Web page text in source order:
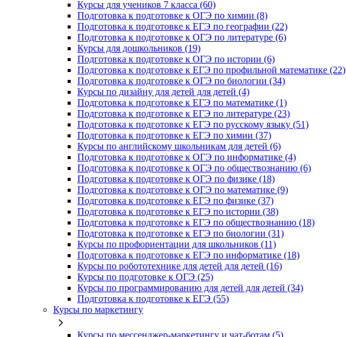
Курсы для учеников 7 класса (60)
Подготовка к подготовке к ОГЭ по химии (8)
Подготовка к подготовке к ЕГЭ по географии (22)
Подготовка к подготовке к ОГЭ по литературе (6)
Курсы для дошкольников (19)
Подготовка к подготовке к ОГЭ по истории (6)
Подготовка к подготовке к ЕГЭ по профильной математике (22)
Подготовка к подготовке к ОГЭ по биологии (34)
Курсы по дизайну для детей для детей (4)
Подготовка к подготовке к ЕГЭ по математике (1)
Подготовка к подготовке к ЕГЭ по литературе (23)
Подготовка к подготовке к ЕГЭ по русскому языку (51)
Подготовка к подготовке к ЕГЭ по химии (37)
Курсы по английскому школьникам для детей (6)
Подготовка к подготовке к ОГЭ по информатике (4)
Подготовка к подготовке к ОГЭ по обществознанию (6)
Подготовка к подготовке к ОГЭ по физике (18)
Подготовка к подготовке к ОГЭ по математике (9)
Подготовка к подготовке к ЕГЭ по физике (37)
Подготовка к подготовке к ЕГЭ по истории (38)
Подготовка к подготовке к ЕГЭ по обществознанию (18)
Подготовка к подготовке к ЕГЭ по биологии (31)
Курсы по профориентации для школьников (11)
Подготовка к подготовке к ЕГЭ по информатике (18)
Курсы по робототехнике для детей для детей (16)
Курсы по подготовке к ОГЭ (25)
Курсы по программированию для детей для детей (34)
Подготовка к подготовке к ЕГЭ (55)
Курсы по маркетингу